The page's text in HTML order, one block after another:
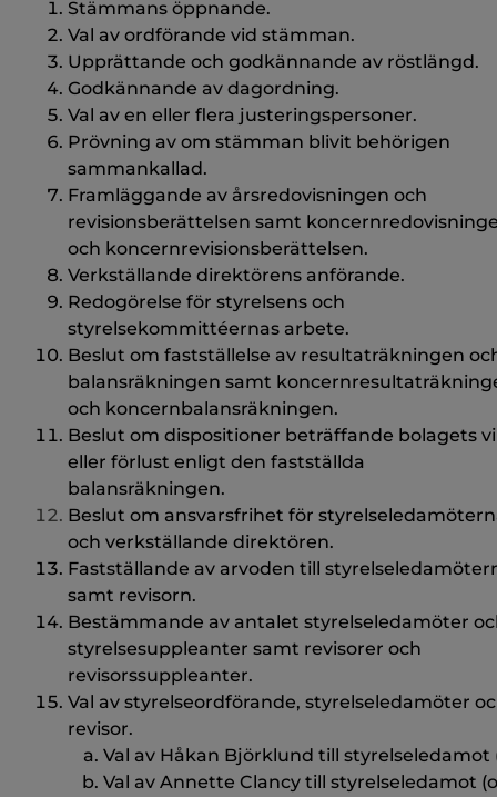
Stämmans öppnande.
Val av ordförande vid stämman.
Upprättande och godkännande av röstlängd.
Godkännande av dagordning.
Val av en eller flera justeringspersoner.
Prövning av om stämman blivit behörigen
sammankallad.
Framläggande av årsredovisningen och
revisionsberättelsen samt
och koncernrevisionsberättelsen.
Verkställande direktörens anförande.
Redogörelse för styrelsens och
styrelsekommittéernas arbete.
Beslut om fastställelse av resultaträkningen
balansräkningen samt
och koncernbalansräkningen.
Beslut om dispositioner beträffande bolagets
eller förlust enligt den fastställda
balansräkningen.
Beslut om ansvarsfrihet för
och verkställande direktören.
Fastställande av arvoden till
samt revisorn.
Bestämmande av antalet styrelseledamöter
styrelsesuppleanter samt revisorer och
revisorssuppleanter.
Val av styrelseordförande, styrelseledamöter
revisor.
Val av Håkan Björklund till styrelseledamot
Val av Annette Clancy till styrelseledamot